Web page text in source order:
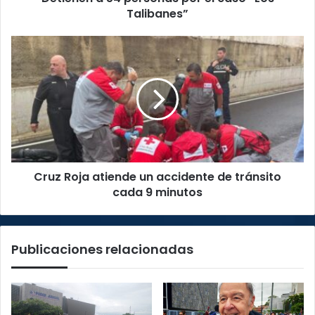
Talibanes”
Cruz
Roja
atiende
un
accidente
de
tránsito
cada
9
minutosCruz Roja atiende un accidente de tránsito
cada 9 minutos
Publicaciones relacionadas